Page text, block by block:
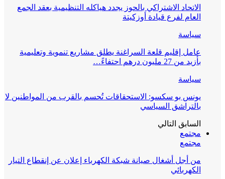
الاتحاد الاشتراكي بالحوز يجدد هياكله التنظيمية بعقد الجمع
العام لفرع قيادة أوزكيتة
سياسة
عامل إقليم قلعة السراغنة يطلق مشاريع تنموية وتعليمية
بأزيد من 27 مليون درهم احتفاءً…
سياسة
يونس بو سكسو: الاستحقاقات تُحسم بالقرب من المواطنين لا
بالتراشق السياسي
السابق التالي
مجتمع
مجتمع
من أجل أشغال صيانة شبكة الكهرباء إعلان عن إنقطاع التيار
الكهربائي